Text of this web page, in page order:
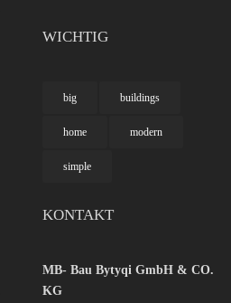
WICHTIG
big buildings
home modern
simple
KONTAKT
MB- Bau Bytyqi GmbH & CO.
KG